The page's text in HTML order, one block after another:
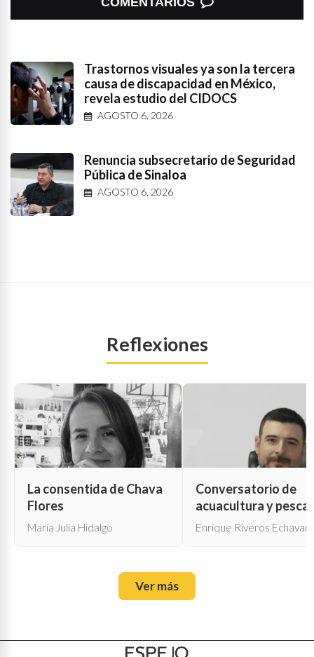
Trastornos visuales ya son la tercera
causa de discapacidad en México,
revela estudio del CIDOCS
AGOSTO 6, 2026
Renuncia subsecretario de Seguridad
Pública de Sinaloa
AGOSTO 6, 2026
Reflexiones
La consentida de Chava
Flores
María Julia Hidalgo
Conversatorio de
acuacultura y pesca
Enrique Riveros
Ver más